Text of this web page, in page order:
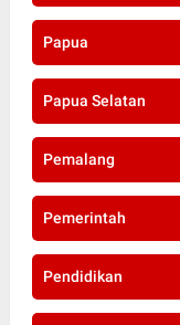
Papua
Papua Selatan
Pemalang
Pemerintah
Pendidikan